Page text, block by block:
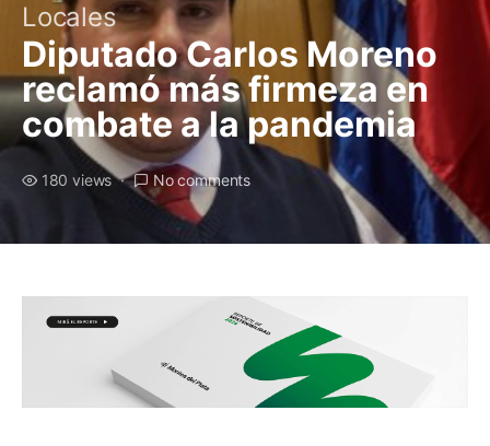
Locales
Diputado Carlos Moreno
reclamó más firmeza en
combate a la pandemia
180 views No comments